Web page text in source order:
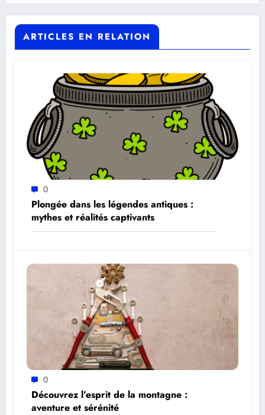
ARTICLES EN RELATION
0
Plongée dans les légendes antiques :
mythes et réalités captivants
0
Découvrez l’esprit de la montagne :
aventure et sérénité